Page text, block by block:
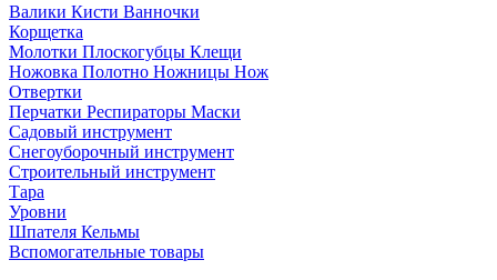
Валики Кисти Ванночки
Корщетка
Молотки Плоскогубцы Клещи
Ножовка Полотно Ножницы Нож
Отвертки
Перчатки Респираторы Маски
Садовый инструмент
Снегоуборочный инструмент
Строительный инструмент
Тара
Уровни
Шпателя Кельмы
Вспомогательные товары